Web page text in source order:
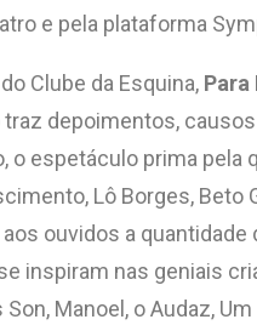
e pela plataforma
Clube da Esquina, Para
depoimentos,
espetáculo prima pela
Lô Borges, Beto
ouvidos a
nas geniais
Manoel, o Audaz,